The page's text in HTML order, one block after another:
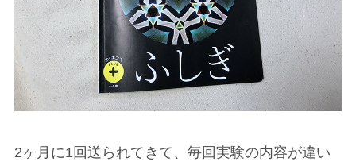
2ヶ月に1回送られてきて、毎回実験の内容が違い